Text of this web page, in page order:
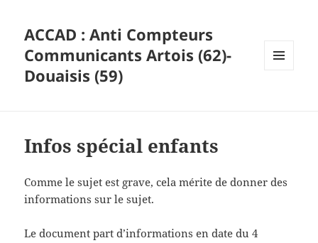
ACCAD : Anti Compteurs
Communicants Artois (62)-
Douaisis (59)
Infos spécial enfants
Comme le sujet est grave, cela mérite de donner des
informations sur le sujet.
Le document part d’informations en date du 4